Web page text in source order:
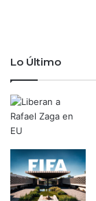
c
o
c
a
í
d
a
s
m
a
y
o
r
c
i
f
r
a
Lo Último